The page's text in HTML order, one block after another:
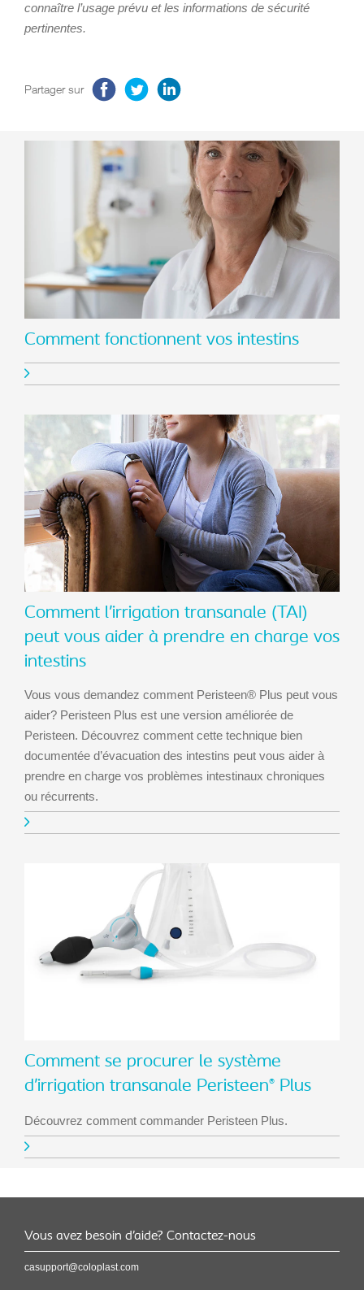
connaître l’usage prévu et les informations de sécurité
pertinentes.
Partager sur
Comment fonctionnent vos intestins
Comment l’irrigation transanale (TAI)
peut vous aider à prendre en charge vos
intestins
Vous vous demandez comment Peristeen® Plus peut vous
aider? Peristeen Plus est une version améliorée de
Peristeen. Découvrez comment cette technique bien
documentée d’évacuation des intestins peut vous aider à
prendre en charge vos problèmes intestinaux chroniques
ou récurrents.
Comment se procurer le système
d’irrigation transanale Peristeen® Plus
Découvrez comment commander Peristeen Plus.
Vous avez besoin d’aide? Contactez-nous
casupport@coloplast.com